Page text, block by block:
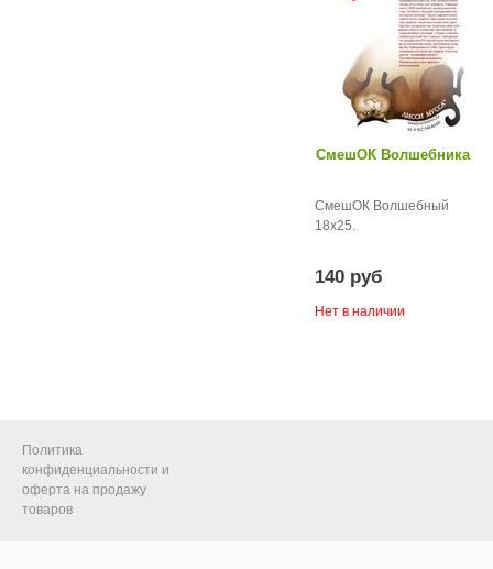
СмешОК Волшебника
СмешОК Волшебный
18х25.
140 руб
Нет в наличии
Политика
конфиденциальности и
оферта на продажу
товаров